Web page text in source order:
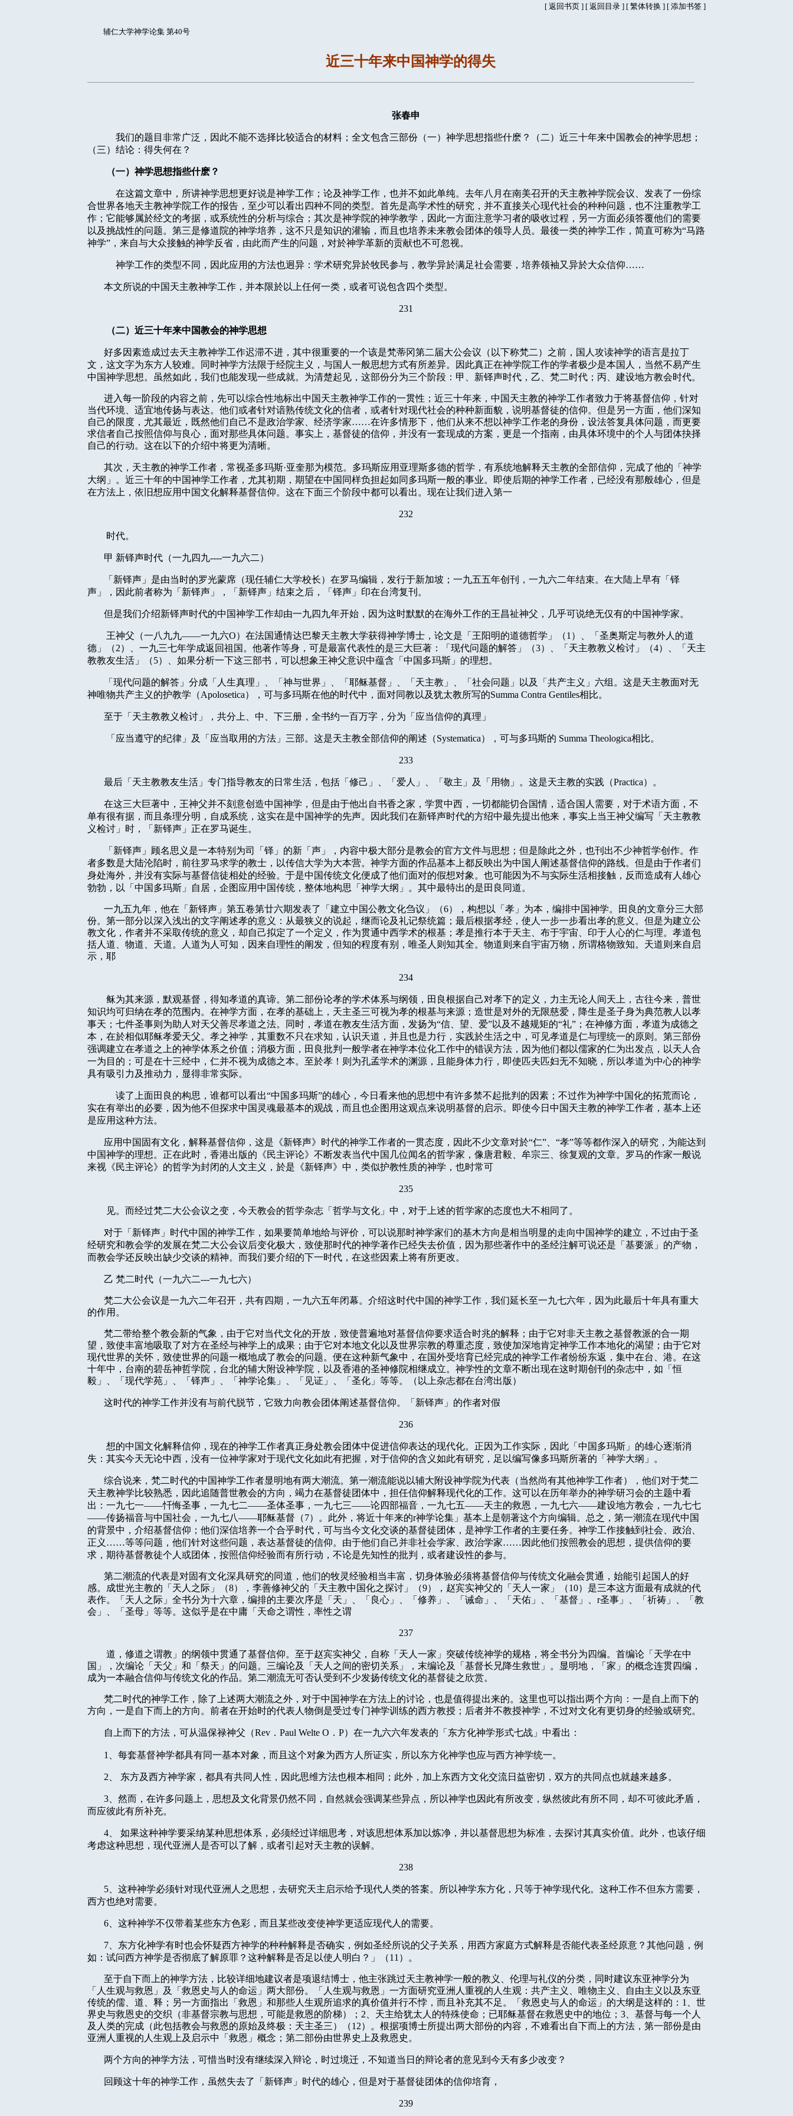
[ 返回书页 ] [ 返回目录 ] [ 繁体转换 ] [ 添加书签 ]
辅仁大学神学论集 第40号
近三十年来中国神学的得失
张春申
我们的题目非常广泛，因此不能不选择比较适合的材料；全文包含三部份（一）神学思想指些什麽？（二）近三十年来中国教会的神学思想；
（三）结论：得失何在？
（一）神学思想指些什麽？
在这篇文章中，所讲神学思想更好说是神学工作；论及神学工作，也并不如此单纯。去年八月在南美召开的天主教神学院会议、发表了一份综
合世界各地天主教神学院工作的报告，至少可以看出四种不同的类型。首先是高学术性的研究，并不直接关心现代社会的种种问题，也不注重教学工
作；它能够属於经文的考据，或系统性的分析与综合；其次是神学院的神学教学，因此一方面注意学习者的吸收过程，另一方面必须答覆他们的需要
以及挑战性的问题。第三是修道院的神学培养，这不只是知识的灌输，而且也培养未来教会团体的领导人员。最後一类的神学工作，简直可称为“马路
神学”，来自与大众接触的神学反省，由此而产生的问题，对於神学革新的贡献也不可忽视。
神学工作的类型不同，因此应用的方法也迥异：学术研究异於牧民参与，教学异於满足社会需要，培养领袖又异於大众信仰……
本文所说的中国天主教神学工作，并本限於以上任何一类，或者可说包含四个类型。
231
（二）近三十年来中国教会的神学思想
好多因素造成过去天主教神学工作迟滞不进，其中很重要的一个该是梵蒂冈第二届大公会议（以下称梵二）之前，国人攻读神学的语言是拉丁
文，这文字为东方人较难。同时神学方法限于经院主义，与国人一般思想方式有所差异。因此真正在神学院工作的学者极少是本国人，当然不易产生
中国神学思想。虽然如此，我们也能发现一些成就。为清楚起见，这部份分为三个阶段：甲、新铎声时代，乙、梵二时代；丙、建设地方教会时代。
进入每一阶段的内容之前，先可以综合性地标出中国天主教神学工作的一贯性；近三十年来，中国天主教的神学工作者致力于将基督信仰，针对
当代环境、适宜地传扬与表达。他们或者针对谙熟传统文化的信者，或者针对现代社会的种种新面貌，说明基督徒的信仰。但是另一方面，他们深知
自己的限度，尤其最近，既然他们自己不是政治学家、经济学家……在许多情形下，他们从来不想以神学工作老的身份，设法答复具体问题，而更要
求信者自己按照信仰与良心，面对那些具体问题。事实上，基督徒的信仰，并没有一套现成的方案，更是一个指南，由具体环境中的个人与团体抉择
自己的行动。这在以下的介绍中将更为清晰。
其次，天主教的神学工作者，常视圣多玛斯·亚奎那为模范。多玛斯应用亚理斯多德的哲学，有系统地解释天主教的全部信仰，完成了他的「神学
大纲」。近三十年的中国神学工作者，尤其初期，期望在中国同样负担起如同多玛斯一般的事业。即使后期的神学工作者，已经没有那般雄心，但是
在方法上，依旧想应用中国文化解释基督信仰。这在下面三个阶段中都可以看出。现在让我们进入第一
232
时代。
甲 新铎声时代（一九四九----一九六二）
「新铎声」是由当时的罗光蒙席（现任辅仁大学校长）在罗马编辑，发行于新加坡；一九五五年创刊，一九六二年结束。在大陆上早有「铎
声」，因此前者称为「新铎声」，「新铎声」结束之后，「铎声」印在台湾复刊。
但是我们介绍新铎声时代的中国神学工作却由一九四九年开始，因为这时默默的在海外工作的王昌祉神父，几乎可说绝无仅有的中国神学家。
王神父（一八九九——一九六O）在法国通情达巴黎天主教大学获得神学博士，论文是「王阳明的道德哲学」（1 ）、「圣奥斯定与教外人的道
德」（2）、一九三七年学成返回祖国。他著作等身，可是最富代表性的是三大巨著：「现代问题的解答」（3）、「天主教教义检讨」（4）、「天主
教教友生活」（5）、如果分析一下这三部书，可以想象王神父意识中蕴含「中国多玛斯」的理想。
「现代问题的解答」分成「人生真理」、「神与世界」、「耶稣基督」、「天主教」、「社会问题」以及「共产主义」六组。这是天主教面对无
神唯物共产主义的护教学（Apolosetica），可与多玛斯在他的时代中，面对同教以及犹太教所写的Summa Contra Gentiles相比。
至于「天主教教义检讨」，共分上、中、下三册，全书约一百万字，分为「应当信仰的真理」
「应当遵守的纪律」及「应当取用的方法」三部。这是天主教全部信仰的阐述（Systematica），可与多玛斯的 Summa Theologica相比。
233
最后「天主教教友生活」专门指导教友的日常生活，包括「修己」、「爱人」、「敬主」及「用物」。这是天主教的实践（Practica）。
在这三大巨著中，王神父并不刻意创造中国神学，但是由于他出自书香之家，学贯中西，一切都能切合国情，适合国人需要，对于术语方面，不
单有很有据，而且条理分明，自成系统，这实在是中国神学的先声。因此我们在新铎声时代的方绍中最先提出他来，事实上当王神父编写「天主教教
义检讨」时，「新铎声」正在罗马诞生。
「新铎声」顾名思义是一本特别为司「铎」的新「声」，内容中极大部分是教会的官方文件与思想；但是除此之外，也刊出不少神哲学创作。作
者多数是大陆沦陷时，前往罗马求学的教士，以传信大学为大本营。神学方面的作品基本上都反映出为中国人阐述基督信仰的路线。但是由于作者们
身处海外，并没有实际与基督信徒相处的经验。于是中国传统文化便成了他们面对的假想对象。也可能因为不与实际生活相接触，反而造成有人雄心
勃勃，以「中国多玛斯」自居，企图应用中国传统，整体地构思「神学大纲」。其中最特出的是田良同道。
一九五九年，他在「新铎声」第五卷第廿六期发表了「建立中国公教文化刍议」（6），构想以「孝」为本，编排中国神学。田良的文章分三大部
份。第一部分以深入浅出的文字阐述孝的意义：从最狭义的说起，继而论及礼记祭统篇；最后根据孝经，使人一步一步看出孝的意义。但是为建立公
教文化，作者并不采取传统的意义，却自己拟定了一个定义，作为贯通中西学术的根基；孝是推行本于天主、布于宇宙、印于人心的仁与理。孝道包
括人道、物道、天道。人道为人可知，因来自理性的阐发，但知的程度有别，唯圣人则知其全。物道则来自宇宙万物，所谓格物致知。天道则来自启
示，耶
234
稣为其来源，默观基督，得知孝道的真谛。第二部份论孝的学术体系与纲领，田良根据自己对孝下的定义，力主无论人间天上，古往今来，普世
知识均可归纳在孝的范围内。在神学方面，在孝的基础上，天主圣三可视为孝的根基与来源；造世是对外的无限慈爱，降生是圣子身为典范教人以孝
事天；七件圣事则为助人对天父善尽孝道之法。同时，孝道在教友生活方面，发扬为“信、望、爱”以及不越规矩的“礼”；在神修方面，孝道为成德之
本，在於相似耶稣孝爱天父。孝之神学，其重数不只在求知，认识天道，并且也是力行，实践於生活之中，可见孝道是仁与理统一的原则。第三部份
强调建立在孝道之上的神学体系之价值；消极方面，田良批判一般学者在神学本位化工作中的错误方法，因为他们都以儒家的仁为出发点，以天人合
一为目的；可是在十三经中，仁并不视为成德之本。至於孝！则为孔孟学术的渊源，且能身体力行，即使匹夫匹妇无不知晓，所以孝道为中心的神学
具有吸引力及推动力，显得非常实际。
读了上面田良的构思，谁都可以看出“中国多玛斯”的雄心，今日看来他的思想中有许多禁不起批判的因素；不过作为神学中国化的拓荒而论，
实在有举出的必要，因为他不但探求中国灵魂最基本的观战，而且也企图用这观点来说明基督的启示。即使今日中国天主教的神学工作者，基本上还
是应用这种方法。
应用中国固有文化，解释基督信仰，这是《新铎声》时代的神学工作者的一贯态度，因此不少文章对於“仁”、“孝”等等都作深入的研究，为能达到
中国神学的理想。正在此时，香港出版的《民主评论》不断发表当代中国几位闻名的哲学家，像唐君毅、牟宗三、徐复观的文章。罗马的作家一般说
来视《民主评论》的哲学为封闭的人文主义，於是《新铎声》中，类似护教性质的神学，也时常可
235
见。而经过梵二大公会议之变，今天教会的哲学杂志「哲学与文化」中，对于上述的哲学家的态度也大不相同了。
对于「新铎声」时代中国的神学工作，如果要简单地给与评价，可以说那时神学家们的基木方向是相当明显的走向中国神学的建立，不过由于圣
经研究和教会学的发展在梵二大公会议后变化极大，致使那时代的神学著作已经失去价值，因为那些著作中的圣经注解可说还是「基要派」的产物，
而教会学还反映出缺少交谈的精神。而我们要介绍的下一时代，在这些因素上将有所更改。
乙 梵二时代（一九六二---一九七六）
梵二大公会议是一九六二年召开，共有四期，一九六五年闭幕。介绍这时代中国的神学工作，我们延长至一九七六年，因为此最后十年具有重大
的作用。
梵二带给整个教会新的气象，由于它对当代文化的开放，致使普遍地对基督信仰要求适合时兆的解释；由于它对非天主教之基督教派的合一期
望，致使丰富地吸取了对方在圣经与神学上的成果；由于它对本地文化以及世界宗教的尊重态度，致使加深地肯定神学工作本地化的渴望；由于它对
现代世界的关怀，致使世界的问题一概地成了教会的问题。便在这种新气象中，在国外受培育已经完成的神学工作者纷纷东返，集中在台、港。在这
十年中，台南的碧岳神哲学院，台北的辅大附设神学院，以及香港的圣神修院相继成立。神学性的文章不断出现在这时期创刊的杂志中，如「恒
毅」、「现代学苑」、「铎声」、「神学论集」、「见证」、「圣化」等等。（以上杂志都在台湾出版）
这时代的神学工作并没有与前代脱节，它致力向教会团体阐述基督信仰。「新铎声」的作者对假
236
想的中国文化解释信仰，现在的神学工作者真正身处教会团体中促进信仰表达的现代化。正因为工作实际，因此「中国多玛斯」的雄心逐渐消
失：其实今天无论中西，没有一位神学家对于现代文化如此有把握，对于信仰的含义如此有研究，足以编写像多玛斯所著的「神学大纲」。
综合说来，梵二时代的中国神学工作者显明地有两大潮流。第一潮流能说以辅大附设神学院为代表（当然尚有其他神学工作者），他们对于梵二
天主教神学比较熟悉，因此追随普世教会的方向，竭力在基督徒团体中，担任信仰解释现代化的工作。这可以在历年举办的神学研习会的主题中看
出：一九七一——忏悔圣事，一九七二——圣体圣事，一九七三——论四部福音，一九七五——天主的救恩，一九七六——建设地方教会，一九七七
——传扬福音与中国社会，一九七八——耶稣基督（7）。此外，将近十年来的r神学论集」基本上是朝著这个方向编辑。总之，第一潮流在现代中国
的背景中，介绍基督信仰；他们深信培养一个合乎时代，可与当今文化交谈的基督徒团体，是神学工作者的主要任务。神学工作接触到社会、政治、
正义……等等问题，他们针对这些问题，表达基督徒的信仰。由于他们自己并非社会学家、政治学家……因此他们按照教会的思想，提供信仰的要
求，期待基督教徒个人或团体，按照信仰经验而有所行动，不论是先知性的批判，或者建设性的参与。
第二潮流的代表是对固有文化深具研究的同道，他们的牧灵经验相当丰富，切身体验必须将基督信仰与传统文化融会贯通，始能引起国人的好
感。成世光主教的「天人之际」（8），李善修神父的「天主教中国化之探讨」（9），赵宾实神父的「天人一家」（10）是三本这方面最有成就的代
表作。「天人之际」全书分为十六章，编排的主要次序是「天」、「良心」、「修养」、「诫命」、「天佑」、「基督」、 r圣事」、「祈祷」、「教
会」、「圣母」等等。这似乎是在中庸「天命之谓性，率性之谓
237
道，修道之谓教」的纲领中贯通了基督信仰。至于赵宾实神父，自称「天人一家」突破传统神学的规格，将全书分为四编。首编论「天学在中
国」，次编论「天父」和「祭天」的问题。三编论及「天人之间的密切关系」，末编论及「基督长兄降生救世」。显明地，「家」的概念连贯四编，
成为一本融合信仰与传统文化的作品。第二潮流无可否认受到不少发扬传统文化的基督徒之欣赏。
梵二时代的神学工作，除了上述两大潮流之外，对于中国神学在方法上的讨论，也是值得提出来的。这里也可以指出两个方向：一是自上而下的
方向，一是自下而上的方向。前者在开始时的代表人物倒是受过专门神学训练的西方教授；后者并不教授神学，不过对文化有更切身的经验或研究。
自上而下的方法，可从温保禄神父（Rev ． Paul Welte O ． P）在一九六六年发表的「东方化神学形式七战」中看出：
1 、每套基督神学都具有同一基本对象，而且这个对象为西方人所证实，所以东方化神学也应与西方神学统一。
2 东方及西方神学家，都具有共同人性，因此思维方法也根本相同；此外，加上东西方文化交流日益密切，双方的共同点也就越来越多。
3 、然而，在许多问题上，思想及文化背景仍然不同，自然就会强调某些异点，所以神学也因此有所改变，纵然彼此有所不同，却不可彼此矛盾，
而应彼此有所补充。
4
如果这种神学要采纳某种思想体系，必须经过详细思考，对该思想体系加以炼净，并以基督思想为标准，去探讨其真实价值。此外，也该仔细
考虑这种思想，现代亚洲人是否可以了解，或者引起对天主教的误解。
238
5 、这种神学必须针对现代亚洲人之思想，去研究天主启示给予现代人类的答案。所以神学东方化，只等于神学现代化。这种工作不但东方需要，
西方也绝对需要。
6 、这种神学不仅带着某些东方色彩，而且某些改变使神学更适应现代人的需要。
7 、东方化神学有时也会怀疑西方神学的种种解释是否确实，例如圣经所说的父子关系，用西方家庭方式解释是否能代表圣经原意？其他问题，例
如：试问西方神学是否彻底了解原罪？这种解释是否足以使人明白？」（11 ）。
至于自下而上的神学方法，比较详细地建议者是项退结博士，他主张跳过天主教神学一般的教义、伦理与礼仪的分类，同时建议东亚神学分为
「人生观与救恩」及「救恩史与人的命运」两大部份。「人生观与救恩」一方面研究亚洲人重视的人生观：共产主义、唯物主义、自由主义以及东亚
传统的儒、道、释；另一方面指出「救恩」和那些人生观所追求的真价值并行不悖，而且补充其不足。「救恩史与人的命运」的大纲是这样的： 1
、世
界史与救恩史的交织（非基督宗教与思想，可能是救恩的阶梯）； 2 、天主给犹太人的特殊使命；已耶稣基督在救恩史中的地位； 3 、基督与每一个人
及人类的完成（此包括教会与救恩的原始及终极：天主圣三）（12）。根据项博士所提出两大部份的内容，不难看出自下而上的方法，第一部份是由
亚洲人重视的人生观上及启示中「救恩」概念；第二部份由世界史上及救恩史。
两个方向的神学方法，可惜当时没有继续深入辩论，时过境迁，不知道当日的辩论者的意见到今天有多少改变？
回顾这十年的神学工作，虽然失去了「新铎声」时代的雄心，但是对于基督徒团体的信仰培育，
239